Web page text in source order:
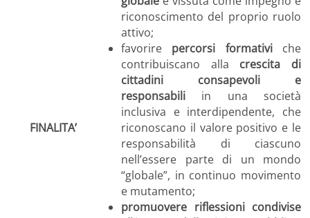
FINALITA’
riconoscimento del proprio ruolo
attivo;
favorire percorsi formativiche
contribuiscano alla crescita di
cittadini consapevoli e
responsabili in una società
inclusiva e interdipendente, che
riconoscano il valore positivo e le
responsabilità di ciascuno
nell’essere parte di un mondo
“globale”, in continuo movimento
e mutamento;
promuovere riflessioni condivise